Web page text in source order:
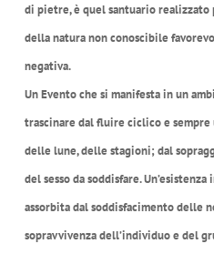
di pietre, è quel santuario realizzato
della natura non conoscibile
negativa.
Un Evento che si manifesta in un
trascinare dal fluire ciclico e
delle lune, delle stagioni; dal
del sesso da soddisfare.
assorbita dal soddisfacimento delle
sopravvivenza dell’individuo e del